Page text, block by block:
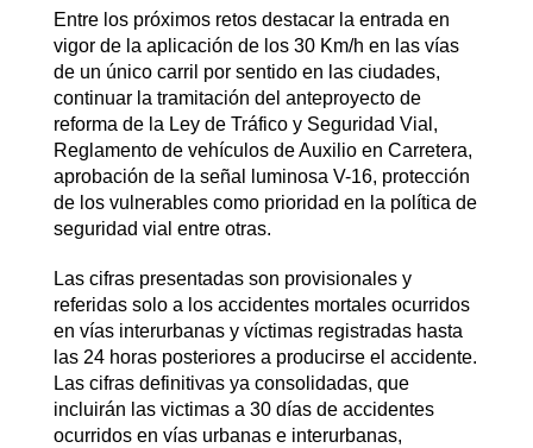
Entre los próximos retos destacar la entrada en
vigor de la aplicación de los 30 Km/h en las vías
de un único carril por sentido en las ciudades,
continuar la tramitación del anteproyecto de
reforma de la Ley de Tráfico y Seguridad Vial,
Reglamento de vehículos de Auxilio en Carretera,
aprobación de la señal luminosa V-16, protección
de los vulnerables como prioridad en la política de
seguridad vial entre otras.
Las cifras presentadas son provisionales y
referidas solo a los accidentes mortales ocurridos
en vías interurbanas y víctimas registradas hasta
las 24 horas posteriores a producirse el accidente.
Las cifras definitivas ya consolidadas, que
incluirán las victimas a 30 días de accidentes
ocurridos en vías urbanas e interurbanas,